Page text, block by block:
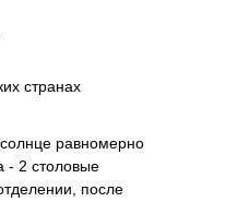
странах
равномерно
- 2 столовые
после